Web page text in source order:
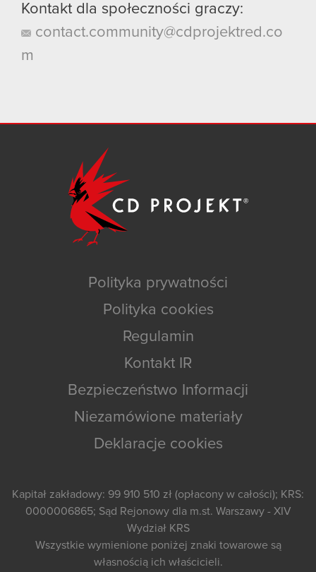
Kontakt dla społeczności graczy:
contact.community@cdprojektred.co
m
Polityka prywatności
Polityka cookies
Regulamin
Kontakt IR
Bezpieczeństwo Informacji
Niezamówione materiały
Deklaracje cookies
Kapitał zakładowy: 99 910 510 zł (opłacony w całości); KRS:
0000006865; Sąd Rejonowy dla m.st. Warszawy - XIV
Wydział KRS
Wszystkie wymienione poniżej znaki towarowe są
własnością ich właścicieli.